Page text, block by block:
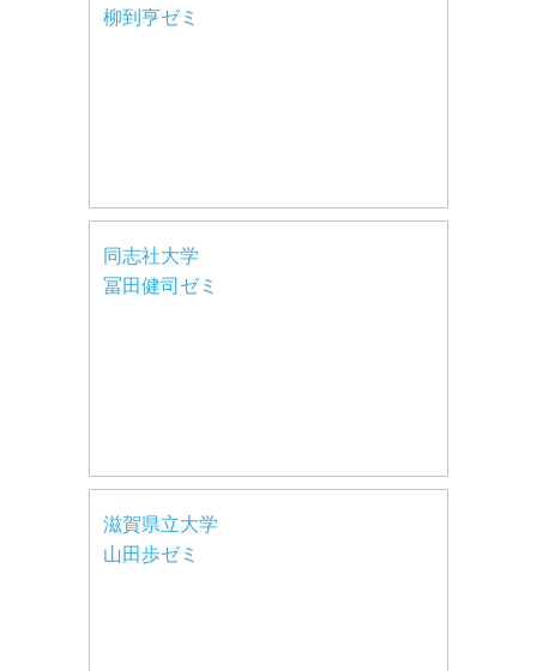
柳到亨ゼミ
同志社大学
冨田健司ゼミ
滋賀県立大学
山田歩ゼミ